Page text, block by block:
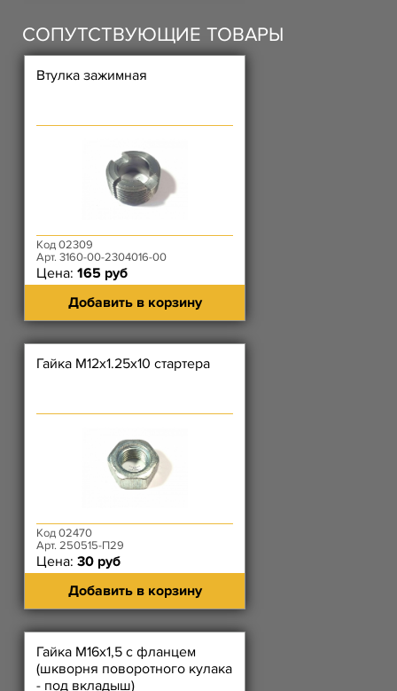
СОПУТСТВУЮЩИЕ ТОВАРЫ
Втулка зажимная
Код 02309
Арт. 3160-00-2304016-00
Цена: 165 руб
Добавить в корзину
Гайка М12х1.25х10 стартера
Код 02470
Арт. 250515-П29
Цена: 30 руб
Добавить в корзину
Гайка М16х1,5 с фланцем
(шкворня поворотного кулака
- под вкладыш)